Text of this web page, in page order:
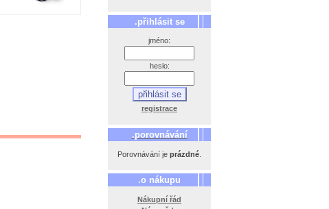
.přihlásit se
jméno:
heslo:
registrace
.porovnávání
Porovnávání je prázdné
.o nákupu
Nákupní řád